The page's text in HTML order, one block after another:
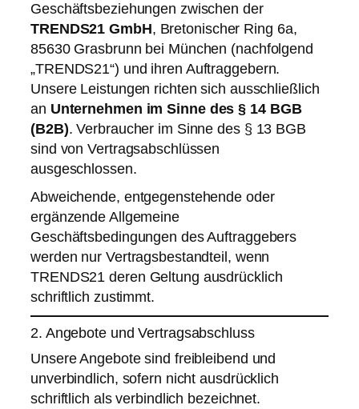
Geschäftsbeziehungen zwischen der
TRENDS21 GmbH, Bretonischer Ring 6a,
85630 Grasbrunn bei München (nachfolgend
„TRENDS21“) und ihren Auftraggebern.
Unsere Leistungen richten sich ausschließlich
an Unternehmen im Sinne des § 14 BGB
(B2B). Verbraucher im Sinne des § 13 BGB
sind von Vertragsabschlüssen
ausgeschlossen.
Abweichende, entgegenstehende oder
ergänzende Allgemeine
Geschäftsbedingungen des Auftraggebers
werden nur Vertragsbestandteil, wenn
TRENDS21 deren Geltung ausdrücklich
schriftlich zustimmt.
2. Angebote und Vertragsabschluss
Unsere Angebote sind freibleibend und
unverbindlich, sofern nicht ausdrücklich
schriftlich als verbindlich bezeichnet.